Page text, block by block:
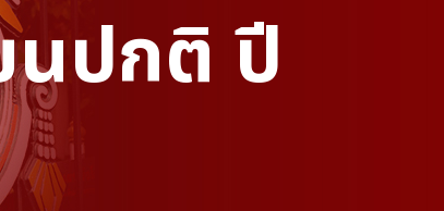
นปกติ ปี